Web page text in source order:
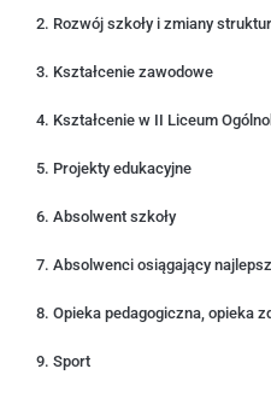
2. Rozwój szkoły i zmiany
3. Kształcenie zawodowe
4. Kształcenie w II Liceum
5. Projekty edukacyjne
6. Absolwent szkoły
7. Absolwenci osiągający
8. Opieka pedagogiczna, opieka
9. Sport